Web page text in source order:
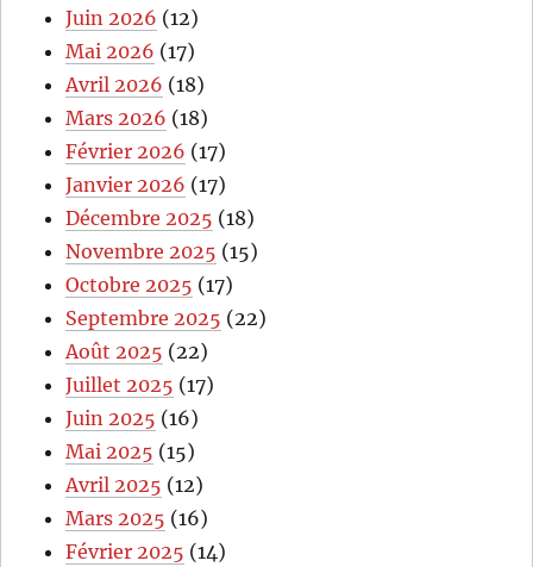
Juin 2026 (12)
Mai 2026 (17)
Avril 2026 (18)
Mars 2026 (18)
Février 2026 (17)
Janvier 2026 (17)
Décembre 2025 (18)
Novembre 2025 (15)
Octobre 2025 (17)
Septembre 2025 (22)
Août 2025 (22)
Juillet 2025 (17)
Juin 2025 (16)
Mai 2025 (15)
Avril 2025 (12)
Mars 2025 (16)
Février 2025 (14)